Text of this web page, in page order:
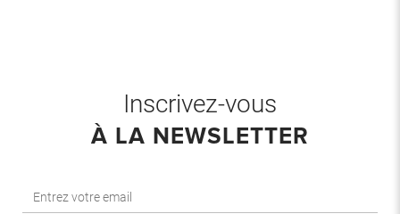
Inscrivez-vous
À LA NEWSLETTER